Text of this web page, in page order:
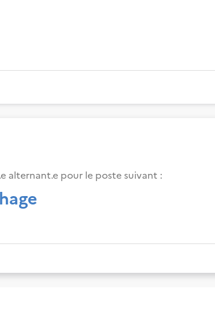
alternant.e pour le poste suivant :